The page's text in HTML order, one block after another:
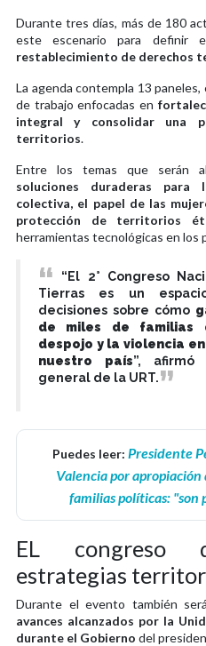
Durante tres días, más de 180
este escenario para definir
restablecimiento de derechos
La agenda contempla 13
de trabajo enfocadas en
integral y consolidar una
territorios.
Entre los temas que serán
soluciones duraderas
colectiva, el papel de las
protección de territorios
herramientas tecnológicas en los
“El 2° Congreso
Tierras es un
decisiones sobre cómo
de miles de familias
despojo y la violencia
nuestro país”, afirmó
general de la URT.
Puedes leer: Presidente
Valencia por
familias políticas: "son
EL congreso
estrategias
Durante el evento también
avances alcanzados por la
durante el Gobierno del